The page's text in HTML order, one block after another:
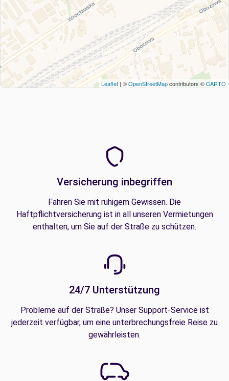
Leaflet | ©OpenStreetMapcontributors ©CARTO
Versicherung inbegriffen
Fahren Sie mit ruhigem Gewissen. Die
Haftpflichtversicherung ist in all unseren Vermietungen
enthalten, um Sie auf der Straße zu schützen.
24/7 Unterstützung
Probleme auf der Straße? Unser Support-Service ist
jederzeit verfügbar, um eine unterbrechungsfreie Reise zu
gewährleisten.